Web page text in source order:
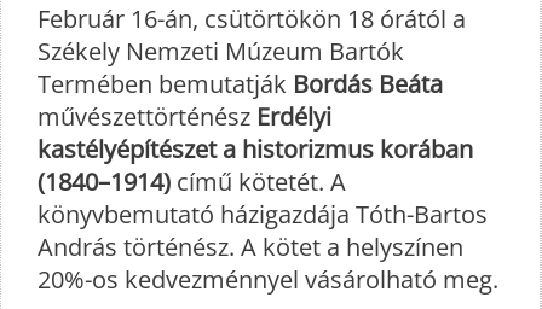
Február 16-án, csütörtökön 18 órától a
Székely Nemzeti Múzeum Bartók
Termében bemutatják Bordás Beáta
művészettörténész Erdélyi
kastélyépítészet a historizmus korában
(1840–1914) című kötetét. A
könyvbemutató házigazdája Tóth-Bartos
András történész. A kötet a helyszínen
20%-os kedvezménnyel vásárolható meg.